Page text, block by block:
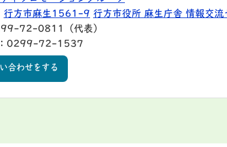
行方市麻生1561-9 行方市役所 麻生庁舎 情報交流
72-0811（代表）
：0299-72-1537
合わせをする